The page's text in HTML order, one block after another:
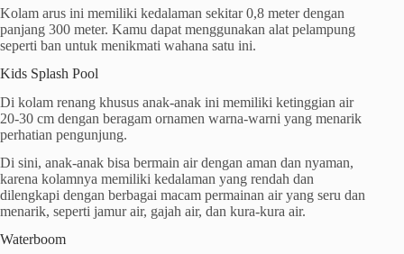
Kolam arus ini memiliki kedalaman sekitar 0,8 meter dengan
panjang 300 meter. Kamu dapat menggunakan alat pelampung
seperti ban untuk menikmati wahana satu ini.
Kids Splash Pool
Di kolam renang khusus anak-anak ini memiliki ketinggian air
20-30 cm dengan beragam ornamen warna-warni yang menarik
perhatian pengunjung.
Di sini, anak-anak bisa bermain air dengan aman dan nyaman,
karena kolamnya memiliki kedalaman yang rendah dan
dilengkapi dengan berbagai macam permainan air yang seru dan
menarik, seperti jamur air, gajah air, dan kura-kura air.
Waterboom